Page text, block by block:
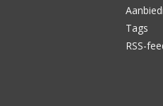
Tags
RSS-